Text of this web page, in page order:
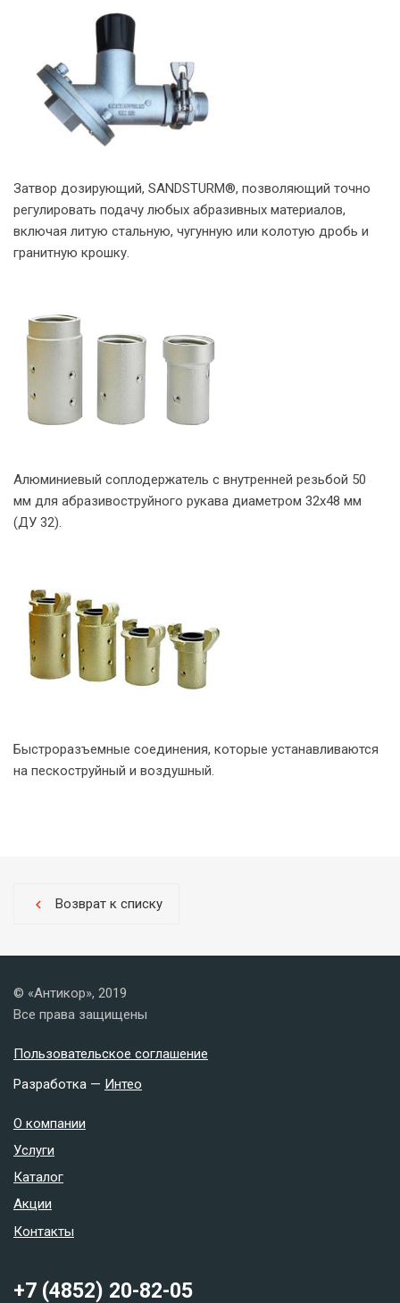
Затвор дозирующий, SANDSTURM®, позволяющий точно
регулировать подачу любых абразивных материалов,
включая литую стальную, чугунную или колотую дробь и
гранитную крошку.
Алюминиевый соплодержатель с внутренней резьбой 50
мм для абразивоструйного рукава диаметром 32х48 мм
(ДУ 32).
Быстроразъемные соединения, которые устанавливаются
на пескоструйный и воздушный.
chevron_left Возврат к списку
© «Антикор», 2019
Все права защищены
Пользовательское соглашение
Разработка — Интео
О компании
Услуги
Каталог
Акции
Контакты
+7 (4852) 20-82-05